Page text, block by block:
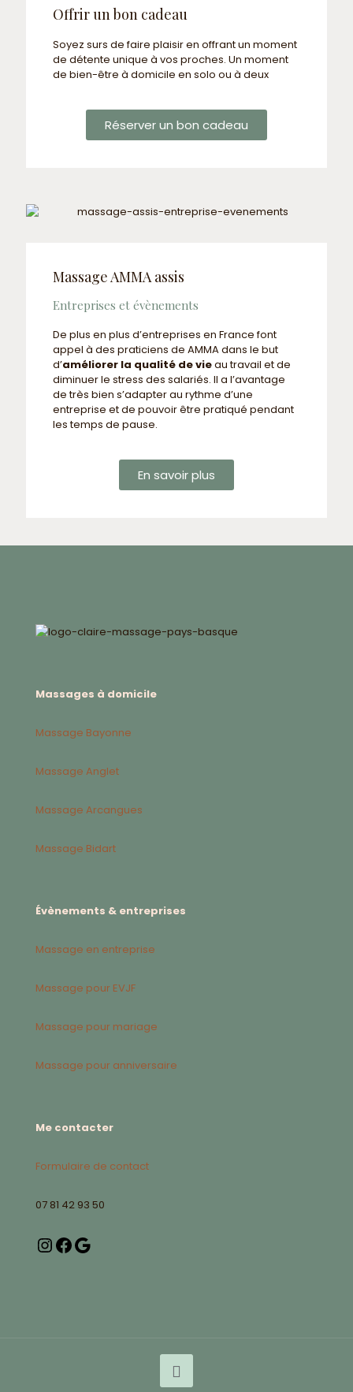
Offrir un bon cadeau
Soyez surs de faire plaisir en offrant un moment
de détente unique à vos proches. Un moment
de bien-être à domicile en solo ou à deux
Réserver un bon cadeau
Massage AMMA assis
Entreprises et évènements
De plus en plus d’entreprises en France font
appel à des praticiens de AMMA dans le but
d’améliorer la qualité de vieau travail et de
diminuer le stress des salariés. Il a l’avantage
de très bien s’adapter au rythme d’une
entreprise et de pouvoir être pratiqué pendant
les temps de pause.
En savoir plus
Massages à domicile
Massage Bayonne
Massage Anglet
Massage Arcangues
Massage Bidart
Évènements & entreprises
Massage en entreprise
Massage pour EVJF
Massage pour mariage
Massage pour anniversaire
Me contacter
Formulaire de contact
07 81 42 93 50